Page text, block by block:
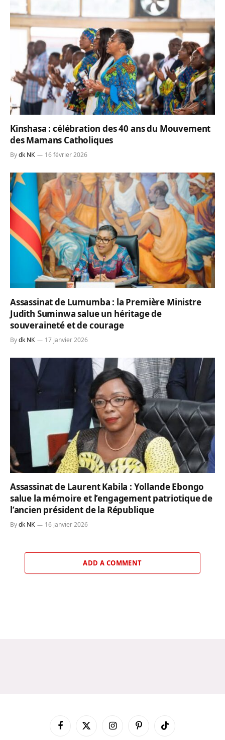
Kinshasa : célébration des 40 ans du Mouvement
des Mamans Catholiques
Bydk NK 16 février 2026
Assassinat de Lumumba : la Première Ministre
Judith Suminwa salue un héritage de
souveraineté et de courage
Bydk NK 17 janvier 2026
Assassinat de Laurent Kabila : Yollande Ebongo
salue la mémoire et l’engagement patriotique de
l’ancien président de la République
Bydk NK 16 janvier 2026
ADD A COMMENT
FacebookX
InstagramPinterestTikTok